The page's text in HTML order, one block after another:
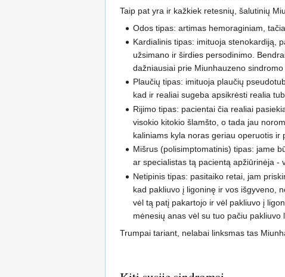
Taip pat yra ir kažkiek retesnių, šalutinių
Odos tipas: artimas hemoraginiam,
Kardialinis tipas: imituoja stenokardiją,
užsimano ir širdies persodinimo.
dažniausiai prie Miunhauzeno sindromo
Plaučių tipas: imituoja plaučių
kad ir realiai sugeba apsikrėsti realia
Rijimo tipas: pacientai čia realiai
visokio kitokio šlamšto, o tada jau
kaliniams kyla noras geriau operuotis ir
Mišrus (polisimptomatinis) tipas: jame
ar specialistas tą pacientą apžiūrinėja -
Netipinis tipas: pasitaiko retai, jam
kad pakliuvo į ligoninę ir vos išgyveno,
vėl tą patį pakartojo ir vėl pakliuvo į
mėnesių anas vėl su tuo pačiu pakliuvo
Trumpai tariant, nelabai linksmas tas